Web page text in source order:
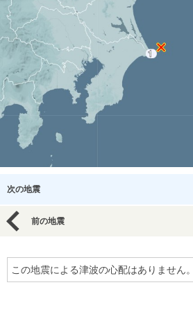
次の地震
前の地震
この地震による津波の心配はありません。